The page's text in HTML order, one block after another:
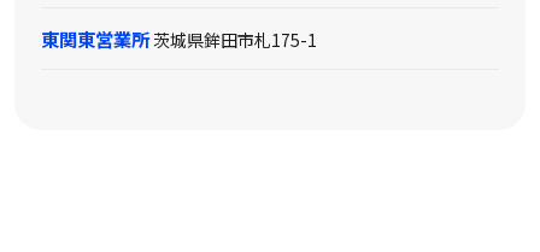
東関東営業所茨城県鉾田市札175-1